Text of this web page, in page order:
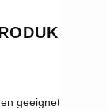
geeignet.